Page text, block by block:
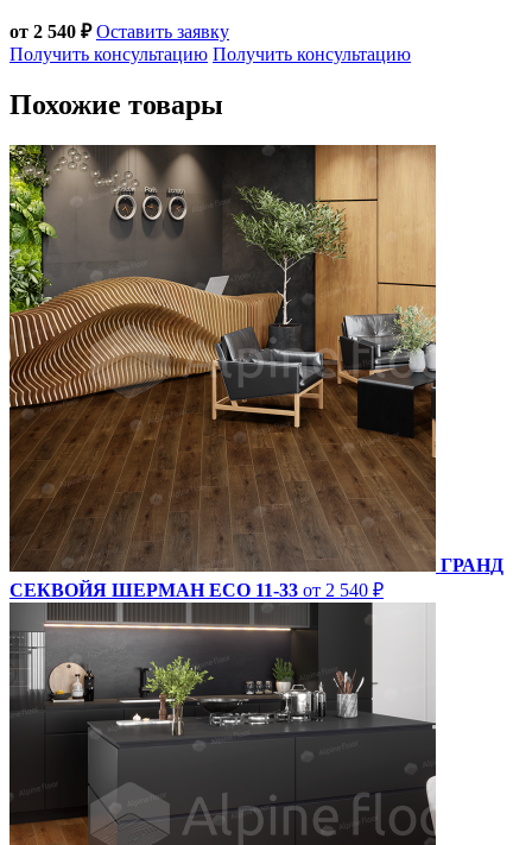
от 2 540 ₽Оставить заявку
Получить консультацию Получить консультацию
Похожие товары
ГРАНД
СЕКВОЙЯ ШЕРМАН ECO 11-33 от 2 540 ₽